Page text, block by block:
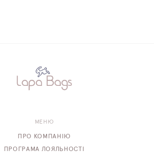
МЕНЮ
ПРО КОМПАНІЮ
ПРОГРАМА ЛОЯЛЬНОСТІ